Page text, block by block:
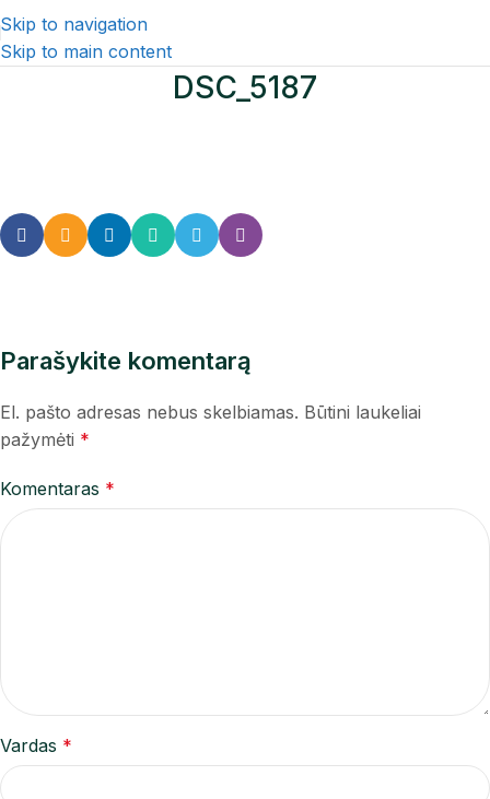
Skip to navigation
Skip to main content
DSC_5187
Parašykite komentarą
El. pašto adresas nebus skelbiamas. Būtini laukeliai
pažymėti *
Komentaras *
Vardas *